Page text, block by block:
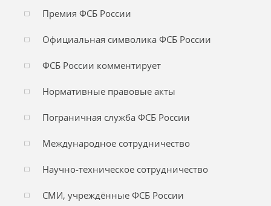
Премия ФСБ России
Официальная символика ФСБ России
ФСБ России комментирует
Нормативные правовые акты
Пограничная служба ФСБ России
Международное сотрудничество
Научно-техническое сотрудничество
СМИ, учреждённые ФСБ России